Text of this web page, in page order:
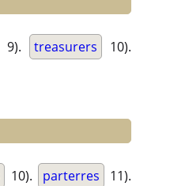
9). treasurers 10).
10). parterres 11).